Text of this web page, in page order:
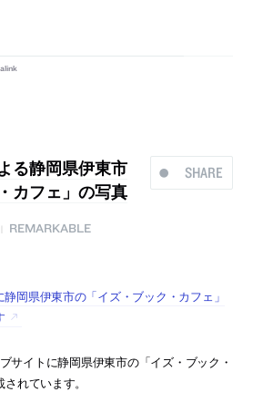
SHARE
る静岡県伊東市
カフェ」の写真
REMARKABLE
岡県伊東市の「イズ・ブック・カフェ」
サイトに静岡県伊東市の「イズ・ブック・
れています。